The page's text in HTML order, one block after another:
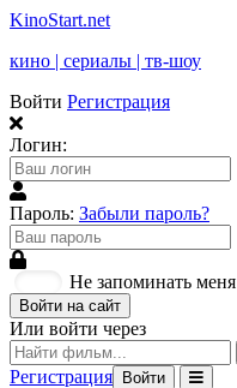
KinoStart.net
кино | сериалы | тв-шоу
Войти Регистрация
Логин:
Пароль: Забыли пароль?
Не запоминать меня
Войти на сайт
Или войти через
Регистрация Войти